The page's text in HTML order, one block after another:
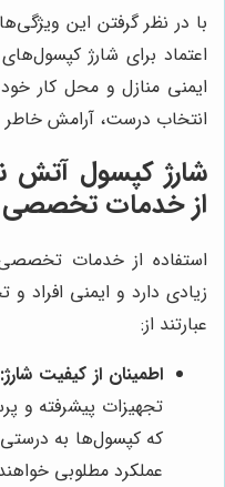
با در نظر گرفتن این
اعتماد برای شارژ
ایمنی منازل و محل کار
انتخاب درست، آرامش خاطر
شارژ کپسول آتش
از خدمات تخصصی
استفاده از خدمات
زیادی دارد و ایمنی افراد
عبارتند از:
اطمینان از کیفیت شارژ:
تجهیزات پیشرفته و
که کپسول‌ها به
عملکرد مطلوبی